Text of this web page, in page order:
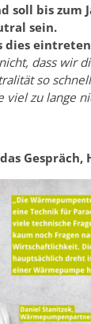
soll bis zum
sein.
dies
dass wir
so
viel zu lange
Gespräch,